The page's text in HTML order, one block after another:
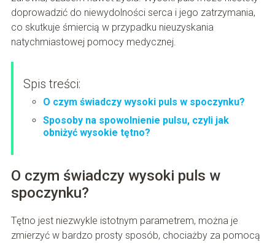
doprowadzić do niewydolności serca i jego zatrzymania,
co skutkuje śmiercią w przypadku nieuzyskania
natychmiastowej pomocy medycznej.
Spis treści:
O czym świadczy wysoki puls w spoczynku?
Sposoby na spowolnienie pulsu, czyli jak
obniżyć wysokie tętno?
O czym świadczy wysoki puls w
spoczynku?
Tętno jest niezwykle istotnym parametrem, można je
zmierzyć w bardzo prosty sposób, chociażby za pomocą